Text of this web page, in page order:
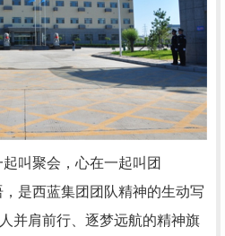
叫聚会，心在一起叫团
是西蓝集团团队精神的生动写
并肩前行、逐梦远航的精神旗